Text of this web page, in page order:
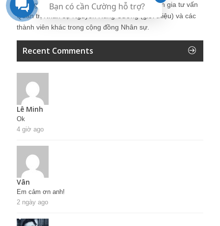
Những bài viết tại blog được chia sẻ bởi chuyên gia tư vấn
Quản trị Nhân sự Nguyễn Hùng Cường (giới thiệu) và các
thành viên khác trong cộng đồng Nhân sự.
Recent Comments
Lê Minh
Ok
4 giờ ago
Vân
Em cảm ơn anh!
2 ngày ago
Bạn có cần Cường hỗ trợ?